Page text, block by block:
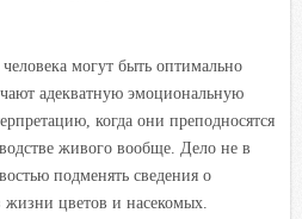
могут быть оптимально
адекватную эмоциональную
когда они преподносятся
живого вообще. Дело не в
подменять сведения о
жизни цветов и насекомых.